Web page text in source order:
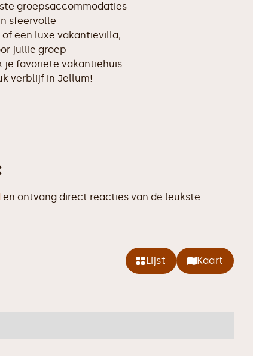
groepsaccommodaties
sfeervolle
een luxe vakantievilla,
jullie groep
je favoriete vakantiehuis
verblijf in Jellum!
en ontvang direct reacties van de leukste
Lijst Kaart